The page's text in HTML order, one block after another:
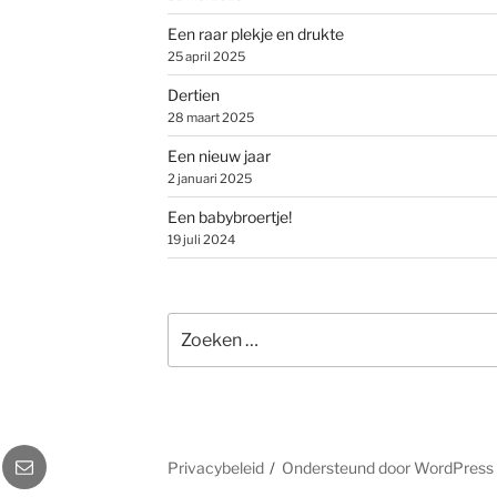
Een raar plekje en drukte
25 april 2025
Dertien
28 maart 2025
Een nieuw jaar
2 januari 2025
Een babybroertje!
19 juli 2024
naar:
E-
mail
Privacybeleid Ondersteund door WordPress